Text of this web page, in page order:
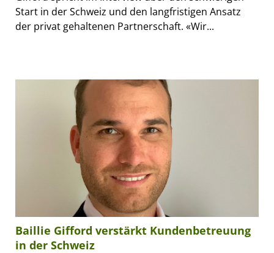
Start in der Schweiz und den langfristigen Ansatz
der privat gehaltenen Partnerschaft. «Wir...
Baillie Gifford verstärkt Kundenbetreuung
in der Schweiz